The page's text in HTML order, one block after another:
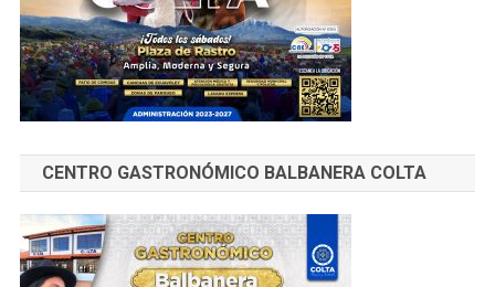
CENTRO GASTRONÓMICO BALBANERA COLTA